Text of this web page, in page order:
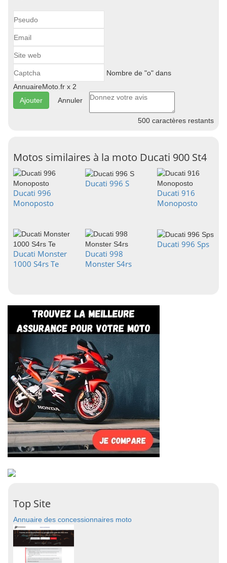
Nombre de "o" dans
AnnuaireMoto.fr x 2
Annuler
500 caractères restants
Motos similaires à la moto Ducati 900 St4
Ducati 996
Monoposto
Ducati 996 S
Ducati 916
Monoposto
Ducati Monster
1000 S4rs Te
Ducati 998
Monster S4rs
Ducati 996 Sps
Top Site
Annuaire des concessionnaires moto